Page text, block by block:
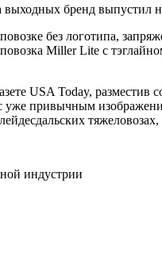
бренд выпустил
без логотипа,
Miller Lite с
USA Today,
c уже привычным
индустрии